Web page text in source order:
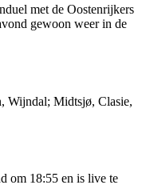
met de Oostenrijkers
gewoon weer in de
Wijndal; Midtsjø, Clasie,
om 18:55 en is live te